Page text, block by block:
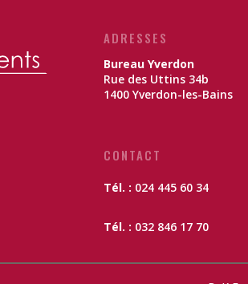
ADRESSES
Bureau Yverdon
Rue des Uttins 34b
1400 Yverdon-les-Bains
CONTACT
Tél. : 024 445 60 34
Tél. : 032 846 17 70